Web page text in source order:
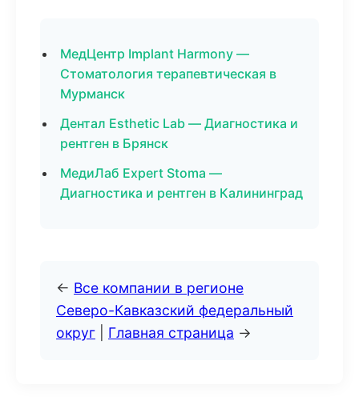
МедЦентр Implant Harmony —
Стоматология терапевтическая в
Мурманск
Дентал Esthetic Lab — Диагностика и
рентген в Брянск
МедиЛаб Expert Stoma —
Диагностика и рентген в Калининград
← Все компании в регионе
Северо-Кавказский федеральный
округ
Главная страница →